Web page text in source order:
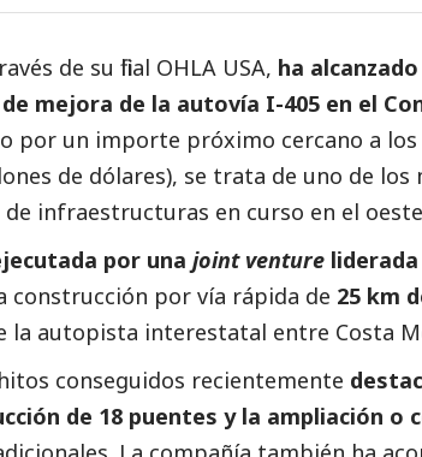
de su filial OHLA USA, ha
mejora de la autovía I-405 en el
por un importe próximo cercano a los
de dólares), se trata de uno de
infraestructuras en curso en el oeste
por una joint venture liderada
construcción por vía rápida de 25 km
la autopista interestatal entre Costa
conseguidos recientemente
de 18 puentes y la ampliación o